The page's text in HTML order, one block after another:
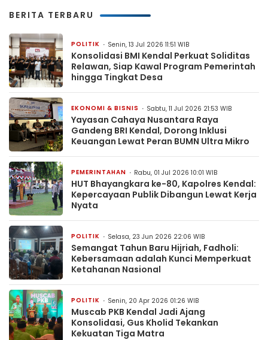
BERITA TERBARU
POLITIK Senin, 13 Jul 2026 11:51 WIB
Konsolidasi BMI Kendal Perkuat Soliditas
Relawan, Siap Kawal Program Pemerintah
hingga Tingkat Desa
EKONOMI & BISNIS Sabtu, 11 Jul 2026 21:53 WIB
Yayasan Cahaya Nusantara Raya
Gandeng BRI Kendal, Dorong Inklusi
Keuangan Lewat Peran BUMN Ultra Mikro
PEMERINTAHAN Rabu, 01 Jul 2026 10:01 WIB
HUT Bhayangkara ke-80, Kapolres Kendal:
Kepercayaan Publik Dibangun Lewat Kerja
Nyata
POLITIK Selasa, 23 Jun 2026 22:06 WIB
Semangat Tahun Baru Hijriah, Fadholi:
Kebersamaan adalah Kunci Memperkuat
Ketahanan Nasional
POLITIK Senin, 20 Apr 2026 01:26 WIB
Muscab PKB Kendal Jadi Ajang
Konsolidasi, Gus Kholid Tekankan
Kekuatan Tiga Matra